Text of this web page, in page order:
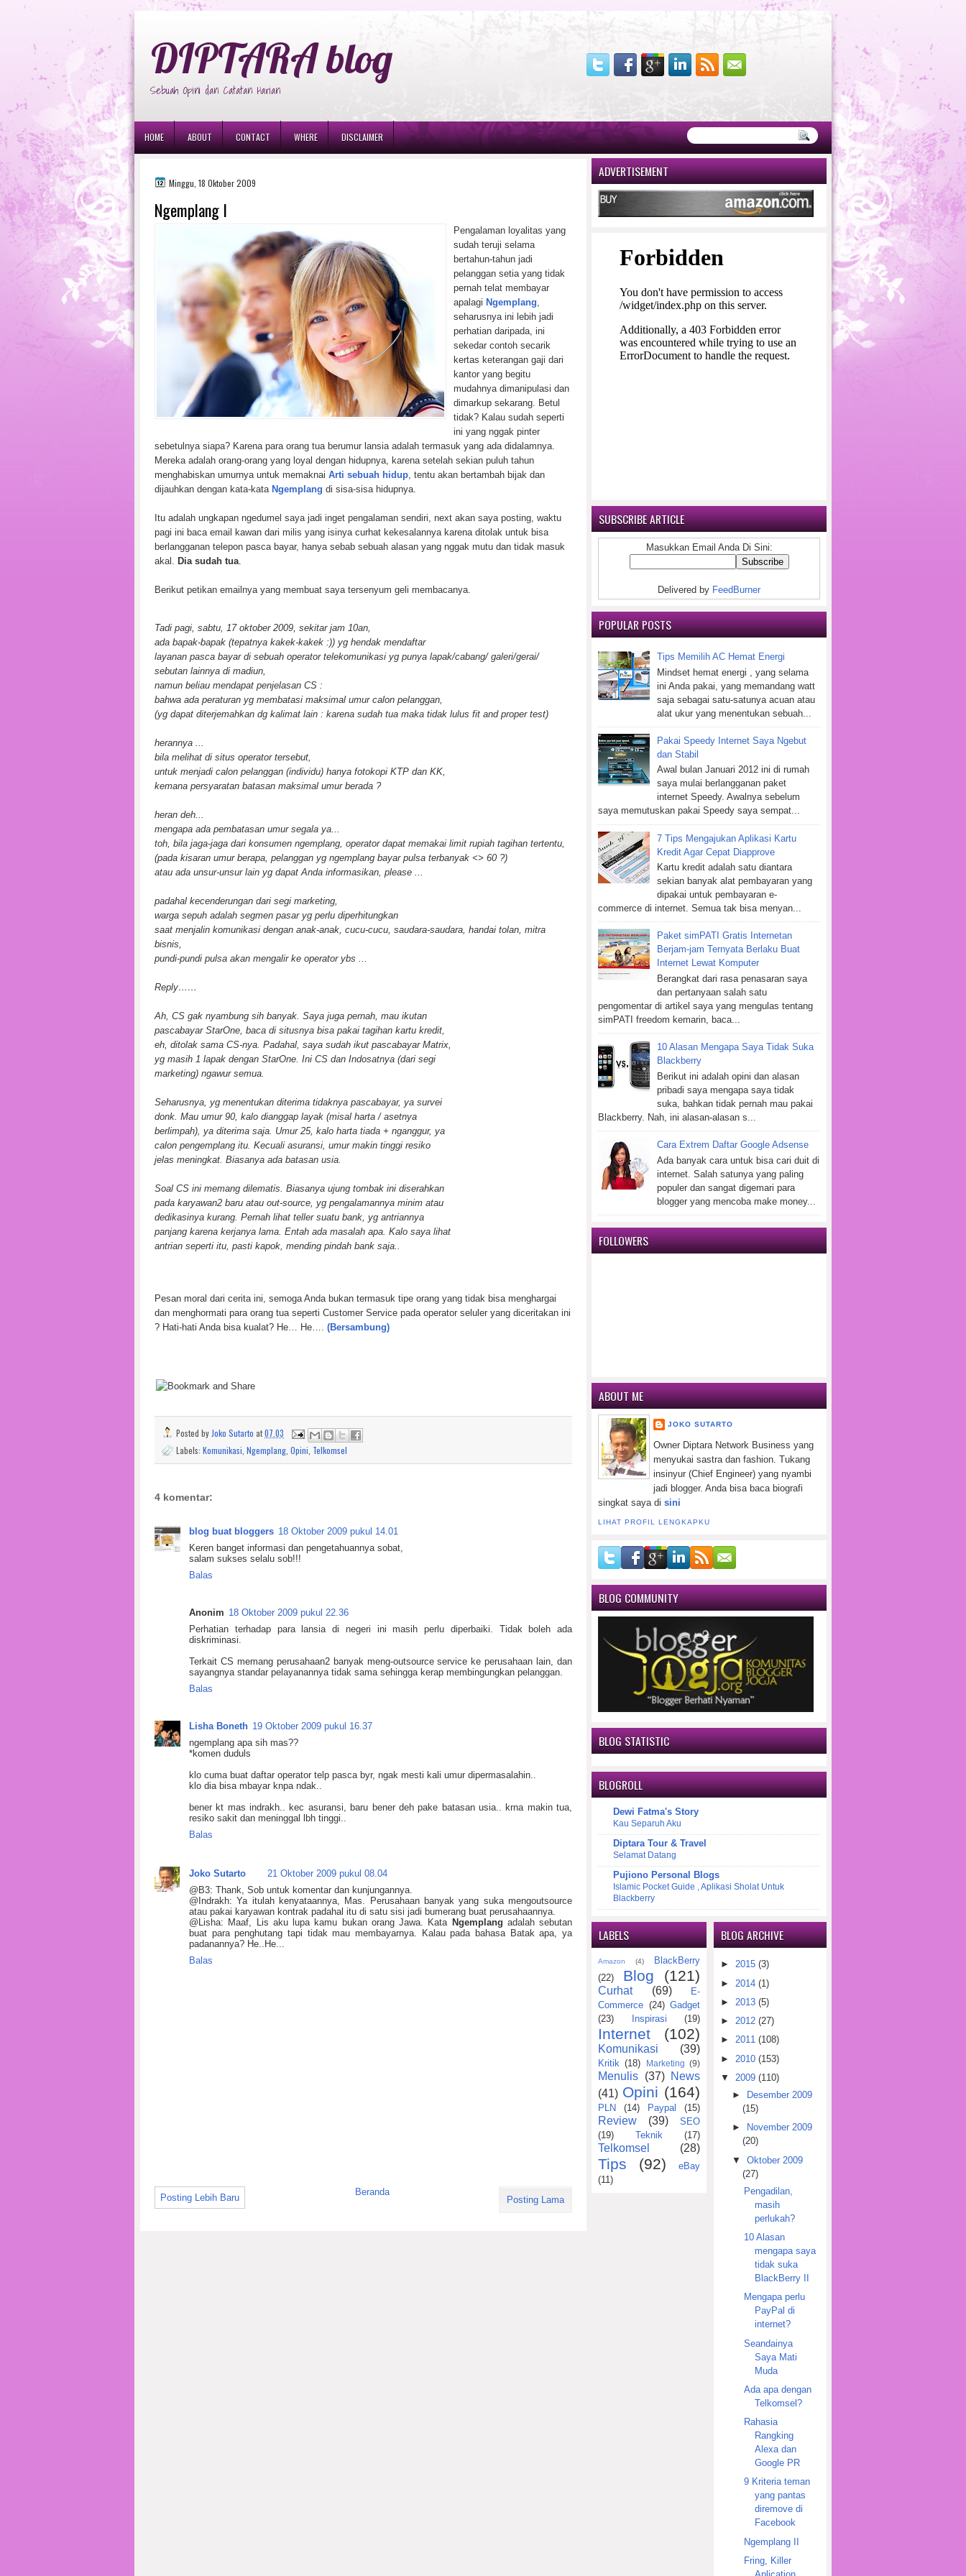
DIPTARA blog
Sebuah Opini dan Catatan Harian
HOME ABOUT CONTACT WHERE DISCLAIMER
Minggu, 18 Oktober 2009
Ngemplang I
Pengalaman loyalitas yang
sudah teruji selama
bertahun-tahun jadi
pelanggan setia yang tidak
pernah telat membayar
apalagi Ngemplang
seharusnya ini lebih jadi
perhatian daripada, ini
sekedar contoh secarik
kertas keterangan gaji dari
kantor yang begitu
mudahnya dimanipulasi dan
dimarkup sekarang. Betul
tidak? Kalau sudah seperti
ini yang nggak pinter
sebetulnya siapa? Karena para orang tua berumur lansia adalah termasuk yang ada didalamnya.
Mereka adalah orang-orang yang loyal dengan hidupnya, karena setelah sekian puluh tahun
menghabiskan umurnya untuk memaknai Arti sebuah hidup , tentu akan bertambah bijak dan
dijauhkan dengan kata-kata Ngemplang di sisa-sisa hidupnya.
Itu adalah ungkapan ngedumel saya jadi inget pengalaman sendiri, next akan saya posting, waktu
pagi ini baca email kawan dari milis yang isinya curhat kekesalannya karena ditolak untuk bisa
berlangganan telepon pasca bayar, hanya sebab sebuah alasan yang nggak mutu dan tidak masuk
akal. Dia sudah tua
Berikut petikan emailnya yang membuat saya tersenyum geli membacanya.
Tadi pagi, sabtu, 17 oktober 2009, sekitar jam 10an,
ada bapak-bapak (tepatnya kakek-kakek :)) yg hendak mendaftar
layanan pasca bayar di sebuah operator telekomunikasi yg punya lapak/cabang/ galeri/gerai/
sebutan lainnya di madiun,
namun beliau mendapat penjelasan CS :
bahwa ada peraturan yg membatasi maksimal umur calon pelanggan,
(yg dapat diterjemahkan dg kalimat lain : karena sudah tua maka tidak lulus fit and proper test)
herannya ...
bila melihat di situs operator tersebut,
untuk menjadi calon pelanggan (individu) hanya fotokopi KTP dan KK,
kemana persyaratan batasan maksimal umur berada ?
heran deh...
mengapa ada pembatasan umur segala ya...
toh, bila jaga-jaga dari konsumen ngemplang, operator dapat memakai limit rupiah tagihan tertentu,
(pada kisaran umur berapa, pelanggan yg ngemplang bayar pulsa terbanyak <> 60 ?)
atau ada unsur-unsur lain yg dapat Anda informasikan, please ...
padahal kecenderungan dari segi marketing,
warga sepuh adalah segmen pasar yg perlu diperhitungkan
saat menjalin komunikasi dengan anak-anak, cucu-cucu, saudara-saudara, handai tolan, mitra
bisnis,
pundi-pundi pulsa akan mengalir ke operator ybs ...
Reply……
Ah, CS gak nyambung sih banyak. Saya juga pernah, mau ikutan
pascabayar StarOne, baca di situsnya bisa pakai tagihan kartu kredit,
eh, ditolak sama CS-nya. Padahal, saya sudah ikut pascabayar Matrix,
yg masih 1 lapak dengan StarOne. Ini CS dan Indosatnya (dari segi
marketing) ngawur semua.
Seharusnya, yg menentukan diterima tidaknya pascabayar, ya survei
donk. Mau umur 90, kalo dianggap layak (misal harta / asetnya
berlimpah), ya diterima saja. Umur 25, kalo harta tiada + nganggur, ya
calon pengemplang itu. Kecuali asuransi, umur makin tinggi resiko
jelas meningkat. Biasanya ada batasan usia.
Soal CS ini memang dilematis. Biasanya ujung tombak ini diserahkan
pada karyawan2 baru atau out-source, yg pengalamannya minim atau
dedikasinya kurang. Pernah lihat teller suatu bank, yg antriannya
panjang karena kerjanya lama. Entah ada masalah apa. Kalo saya lihat
antrian seperti itu, pasti kapok, mending pindah bank saja..
Pesan moral dari cerita ini, semoga Anda bukan termasuk tipe orang yang tidak bisa menghargai
dan menghormati para orang tua seperti Customer Service pada operator seluler yang diceritakan ini
? Hati-hati Anda bisa kualat? He… He…. (Bersambung)
Posted by Joko Sutarto at07.03
Labels: Komunikasi Ngemplang Opini Telkomsel
4 komentar:
blog buat bloggers 18 Oktober 2009 pukul 14.01
Keren banget informasi dan pengetahuannya sobat,
salam sukses selalu sob!!!
Balas
Anonim 18 Oktober 2009 pukul 22.36
Perhatian terhadap para lansia di negeri ini masih perlu diperbaiki. Tidak boleh ada
diskriminasi.
Terkait CS memang perusahaan2 banyak meng-outsource service ke perusahaan lain, dan
sayangnya standar pelayanannya tidak sama sehingga kerap membingungkan pelanggan.
Balas
Lisha Boneth 19 Oktober 2009 pukul 16.37
ngemplang apa sih mas??
*komen duduls
klo cuma buat daftar operator telp pasca byr, ngak mesti kali umur dipermasalahin..
klo dia bisa mbayar knpa ndak..
bener kt mas indrakh.. kec asuransi, baru bener deh pake batasan usia.. krna makin tua,
resiko sakit dan meninggal lbh tinggi..
Balas
Joko Sutarto
21 Oktober 2009 pukul 08.04
@B3: Thank, Sob untuk komentar dan kunjungannya.
@Indrakh: Ya itulah kenyataannya, Mas. Perusahaan banyak yang suka mengoutsource
atau pakai karyawan kontrak padahal itu di satu sisi jadi bumerang buat perusahaannya.
@Lisha: Maaf, Lis aku lupa kamu bukan orang Jawa. Kata Ngemplang adalah sebutan
buat para penghutang tapi tidak mau membayarnya. Kalau pada bahasa Batak apa, ya
padanannya? He..He...
Balas
Posting Lebih Baru Posting Lama
Beranda
ADVERTISEMENT
SUBSCRIBE ARTICLE
Masukkan Email Anda Di Sini:
Delivered by FeedBurner
POPULAR POSTS
Tips Memilih AC Hemat Energi
Mindset hemat energi , yang selama
ini Anda pakai, yang memandang watt
saja sebagai satu-satunya acuan atau
alat ukur yang menentukan sebuah...
Pakai Speedy Internet Saya Ngebut
dan Stabil
Awal bulan Januari 2012 ini di rumah
saya mulai berlangganan paket
internet Speedy. Awalnya sebelum
saya memutuskan pakai Speedy saya sempat...
7 Tips Mengajukan Aplikasi Kartu
Kredit Agar Cepat Diapprove
Kartu kredit adalah satu diantara
sekian banyak alat pembayaran yang
dipakai untuk pembayaran e-
commerce di internet. Semua tak bisa menyan...
Paket simPATI Gratis Internetan
Berjam-jam Ternyata Berlaku Buat
Internet Lewat Komputer
Berangkat dari rasa penasaran saya
dan pertanyaan salah satu
pengomentar di artikel saya yang mengulas tentang
simPATI freedom kemarin, baca...
10 Alasan Mengapa Saya Tidak Suka
Blackberry
Berikut ini adalah opini dan alasan
pribadi saya mengapa saya tidak
suka, bahkan tidak pernah mau pakai
Blackberry. Nah, ini alasan-alasan s...
Cara Extrem Daftar Google Adsense
Ada banyak cara untuk bisa cari duit di
internet. Salah satunya yang paling
populer dan sangat digemari para
blogger yang mencoba make money...
FOLLOWERS
ABOUT ME
JOKO SUTARTO
Owner Diptara Network Business yang
menyukai sastra dan fashion. Tukang
insinyur (Chief Engineer) yang nyambi
jadi blogger. Anda bisa baca biografi
singkat saya di sini
LIHAT PROFIL LENGKAPKU
BLOG COMMUNITY
BLOG STATISTIC
BLOGROLL
Dewi Fatma's Story
Kau Separuh Aku
Diptara Tour & Travel
Selamat Datang
Pujiono Personal Blogs
Islamic Pocket Guide , Aplikasi Sholat Untuk
Blackberry
LABELS
Amazon (4)
BlackBerry
(22)
Blog (121)
Curhat (69)
E-
Commerce (24) Gadget
(23)
Inspirasi (19)
Internet (102)
Komunikasi (39)
Kritik (18) Marketing (9)
Menulis (37)
News
(41) Opini (164)
PLN (14) Paypal (15)
Review (39)
SEO
(19)
Teknik (17)
Telkomsel (28)
Tips (92)
eBay
(11)
BLOG ARCHIVE
►2015 (3)
► 2014 (1)
► 2013 (5)
►2012 (27)
►2011 (108)
► 2010 (153)
▼
2009 (110)
►
Desember 2009
(15)
►
November 2009
(20)
▼
Oktober 2009
(27)
Pengadilan,
masih
perlukah?
10 Alasan
mengapa saya
tidak suka
BlackBerry II
Mengapa perlu
PayPal di
internet?
Seandainya
Saya Mati
Muda
Ada apa dengan
Telkomsel?
Rahasia
Rangking
Alexa dan
Google PR
9 Kriteria teman
yang pantas
diremove di
Facebook
Ngemplang II
Fring, Killer